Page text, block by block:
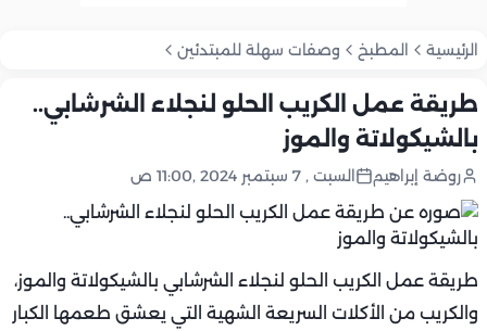
الرئيسية المطبخ وصفات سهلة للمبتدئين
طريقة عمل الكريب الحلو لنجلاء الشرشابي..
بالشيكولاتة والموز
روضة إبراهيم السبت , 7 سبتمبر 2024 ,11:00 ص
طريقة عمل الكريب الحلو لنجلاء الشرشابي بالشيكولاتة والموز،
والكريب من الأكلات السريعة الشهية التي يعشق طعمها الكبار